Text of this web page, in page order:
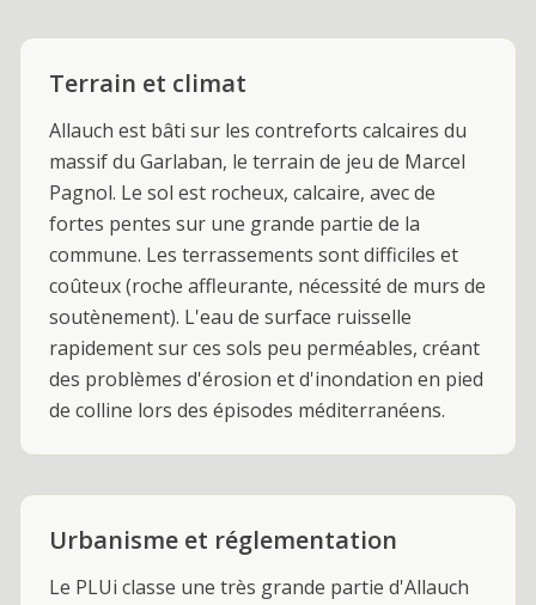
Terrain et climat
Allauch est bâti sur les contreforts calcaires du
massif du Garlaban, le terrain de jeu de Marcel
Pagnol. Le sol est rocheux, calcaire, avec de
fortes pentes sur une grande partie de la
commune. Les terrassements sont difficiles et
coûteux (roche affleurante, nécessité de murs de
soutènement). L'eau de surface ruisselle
rapidement sur ces sols peu perméables, créant
des problèmes d'érosion et d'inondation en pied
de colline lors des épisodes méditerranéens.
Urbanisme et réglementation
Le PLUi classe une très grande partie d'Allauch